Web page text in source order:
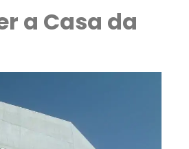
a Casa da